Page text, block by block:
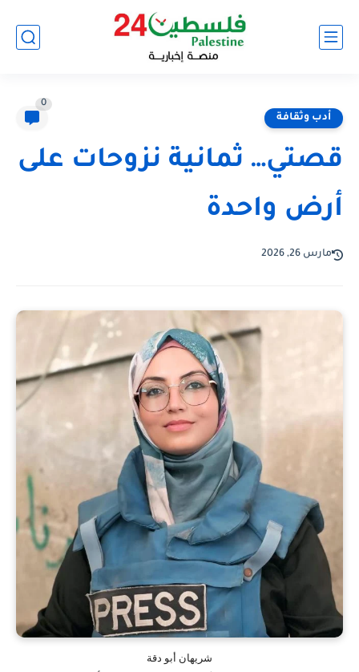
أدب وثقافة
0
قصتي… ثمانية نزوحات على
أرض واحدة
مارس 26, 2026
شريهان أبو دقة